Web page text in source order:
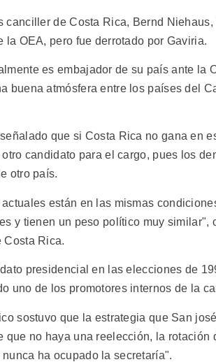
canciller de Costa Rica, Bernd
la OEA, pero fue derrotado por Gaviria.
es embajador de su país ante la
buena atmósfera entre los países del
que si Costa Rica no gana en
candidato para el cargo, pues los
otro país.
están en las mismas
y tienen un peso político muy
Costa Rica.
presidencial en las elecciones de
uno de los promotores internos de la
sostuvo que la estrategia que San
que no haya una reelección, la rotación
ha ocupado la secretaría".